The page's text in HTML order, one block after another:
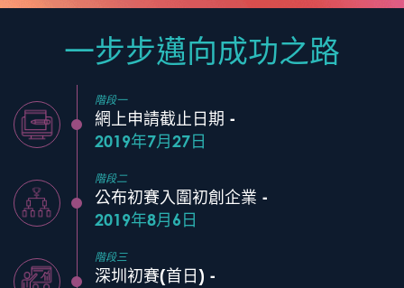
一步步邁向成功之路
階段一
網上申請截止日期 -
2019年7月27日
階段二
公布初賽入圍初創企業 -
2019年8月6日
階段三
深圳初賽(首日) -